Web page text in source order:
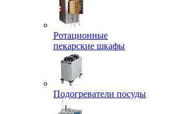
Ротационные
пекарские шкафы
Подогреватели посуды